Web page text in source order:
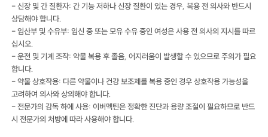
- 신장 및 간 질환자: 간 기능 저하나 신장 질환이 있는 경우, 복용 전 의사와 반드시
상담해야 합니다.
- 임산부 및 수유부: 임신 중 또는 모유 수유 중인 여성은 사용 전 의사의 지시를 따르
십시오.
- 운전 및 기계 조작: 약물 복용 후 졸음, 어지러움이 발생할 수 있으므로 주의가 필요
합니다.
- 약물 상호작용: 다른 약물이나 건강 보조제를 복용 중인 경우 상호작용 가능성을
고려하여 의사와 상의해야 합니다.
- 전문가의 감독 하에 사용: 이버멕틴은 정확한 진단과 용량 조절이 필요하므로 반드
시 전문가의 처방에 따라 사용해야 합니다.